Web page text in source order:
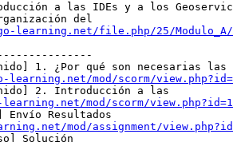
a las IDEs y a los
del
learning.net/file.php/25/Modulo_A/
1. ¿Por qué son necesarias las
mod/scorm/
2. Introducción a las
mod/scorm/
Envío Resultados
mod/assignment/
Solución